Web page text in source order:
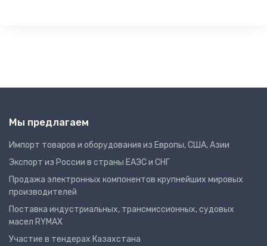
Мы предлагаем
Импорт товаров и оборудования из Европы, США, Азии
Экспорт из России в страны ЕАЭС и СНГ
Продажа электронных компонентов крупнейших мировых
производителей
Поставка индустриальных, трансмиссионных, судовых
масел RYMAX
Участие в тендерах Казахстана